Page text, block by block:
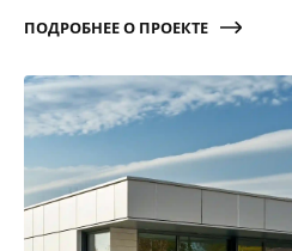
ПОДРОБНЕЕ О ПРОЕКТЕ